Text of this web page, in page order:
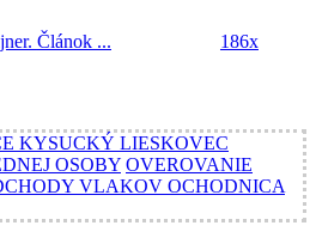
Článok ... 186x
KYSUCKÝ LIESKOVEC
OSOBY OVEROVANIE
VLAKOV OCHODNICA